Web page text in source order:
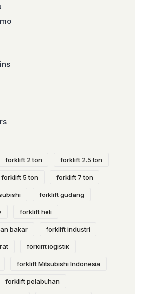
forklift 2 ton forklift 2.5 ton
forklift 5 ton forklift 7 ton
forklift gudang
forklift heli
bakar forklift industri
forklift logistik
forklift Mitsubishi Indonesia
forklift pelabuhan